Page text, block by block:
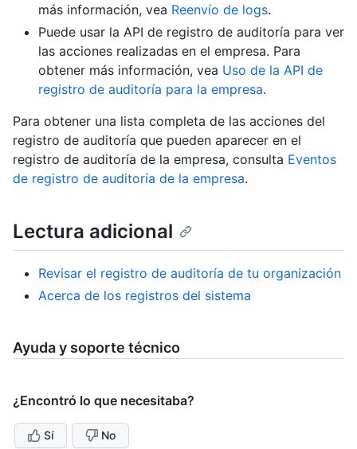
más información, vea Reenvío de logs.
Puede usar la API de registro de auditoría para ver
las acciones realizadas en el empresa. Para
obtener más información, vea Uso de la API de
registro de auditoría para la empresa.
Para obtener una lista completa de las acciones del
registro de auditoría que pueden aparecer en el
registro de auditoría de la empresa, consulta Eventos
de registro de auditoría de la empresa.
Lectura adicional
Revisar el registro de auditoría de tu organización
Acerca de los registros del sistema
Ayuda y soporte técnico
¿Encontró lo que necesitaba?
Sí No